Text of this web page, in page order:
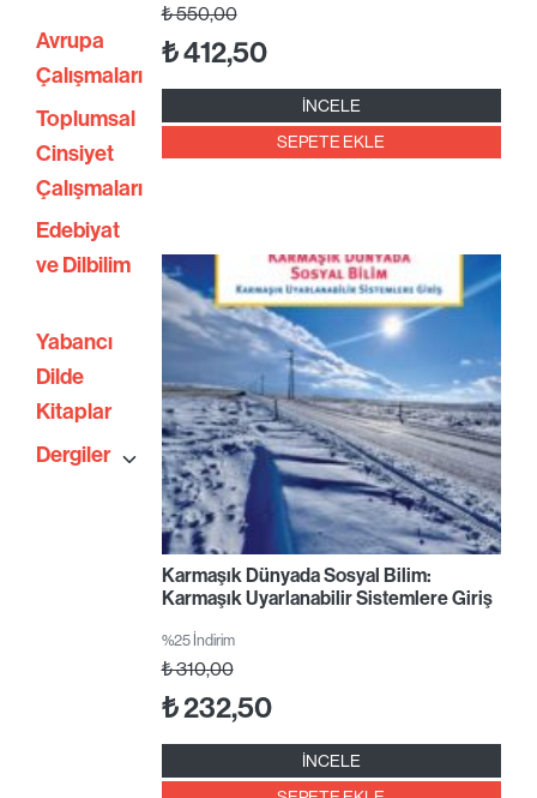
Avrupa
Çalışmaları
Toplumsal
Cinsiyet
Çalışmaları
Edebiyat
ve Dilbilim
Yabancı
Dilde
Kitaplar
Dergiler
₺550,00
₺412,50
İNCELE
SEPETE EKLE
Karmaşık Dünyada Sosyal Bilim:
Karmaşık Uyarlanabilir Sistemlere Giriş
%25 İndirim
₺310,00
₺232,50
İNCELE